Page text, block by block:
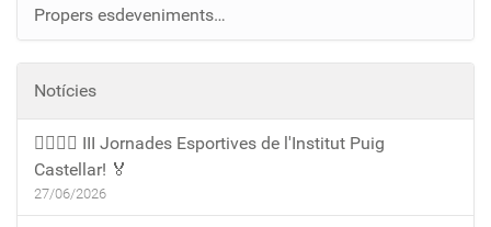
Propers esdeveniments…
Notícies
🏃‍♀️🏃‍♂️ III Jornades Esportives de l'Institut Puig
Castellar! 🏅
27/06/2026